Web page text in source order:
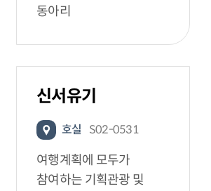
동아리
신서유기
호실 S02-0531
여행계획에 모두가
참여하는 기획관광 및